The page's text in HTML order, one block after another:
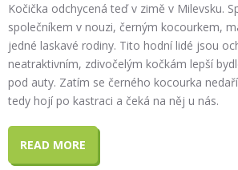
Kočička odchycená teď v zimě v Milevsku.
společníkem v nouzi, černým kocourkem,
jedné laskavé rodiny. Tito hodní lidé jsou
neatraktivním, zdivočelým kočkám lepší
pod auty. Zatím se černého kocourka
tedy hojí po kastraci a čeká na něj u nás.
READ MORE